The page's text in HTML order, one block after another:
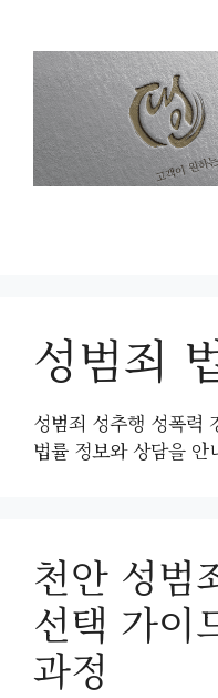
성범죄
성범죄 성추행 성폭력
법률 정보와 상담을 안
천안 성범
선택 가이
과정